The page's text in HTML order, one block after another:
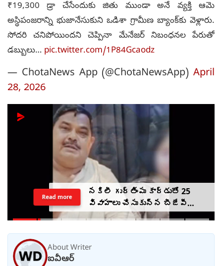
₹19,300 డ్రా చేసేందుకు జితు ముండా అనే వ్యక్తి ఆమె
అస్థిపంజరాన్ని భుజానేసుకుని ఒడిశా గ్రామీణ బ్యాంక్‌కు వెళ్లారు.
సోదరి చనిపోయిందని చెప్పినా మేనేజర్ నిబంధనల పేరుతో
డబ్బులు… pic.twitter.com/1P84Gcaodz
— ChotaNews App (@ChotaNewsApp) April
28, 2026
నకిలీ గుర్తింపు కార్డుతో 25
వివాహాలు చేసుకున్న బీజేపీ
ఎమ్మెల్యే అల్లుడు
Read more
About Writer
ఐవీఆర్